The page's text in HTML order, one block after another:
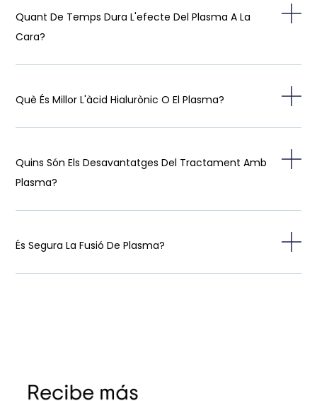
Quant De Temps Dura L'efecte Del Plasma A La
Cara?
Què És Millor L'àcid Hialurònic O El Plasma?
Quins Són Els Desavantatges Del Tractament Amb
Plasma?
És Segura La Fusió De Plasma?